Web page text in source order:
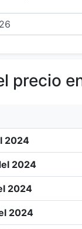
precio
2024
2024
2024
2024